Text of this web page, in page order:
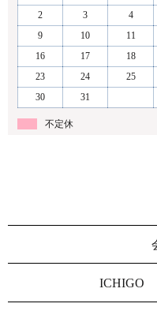
2
3 4
9
10 11
16
17 18
23
24 25
30
31
不定休
ICHIGO